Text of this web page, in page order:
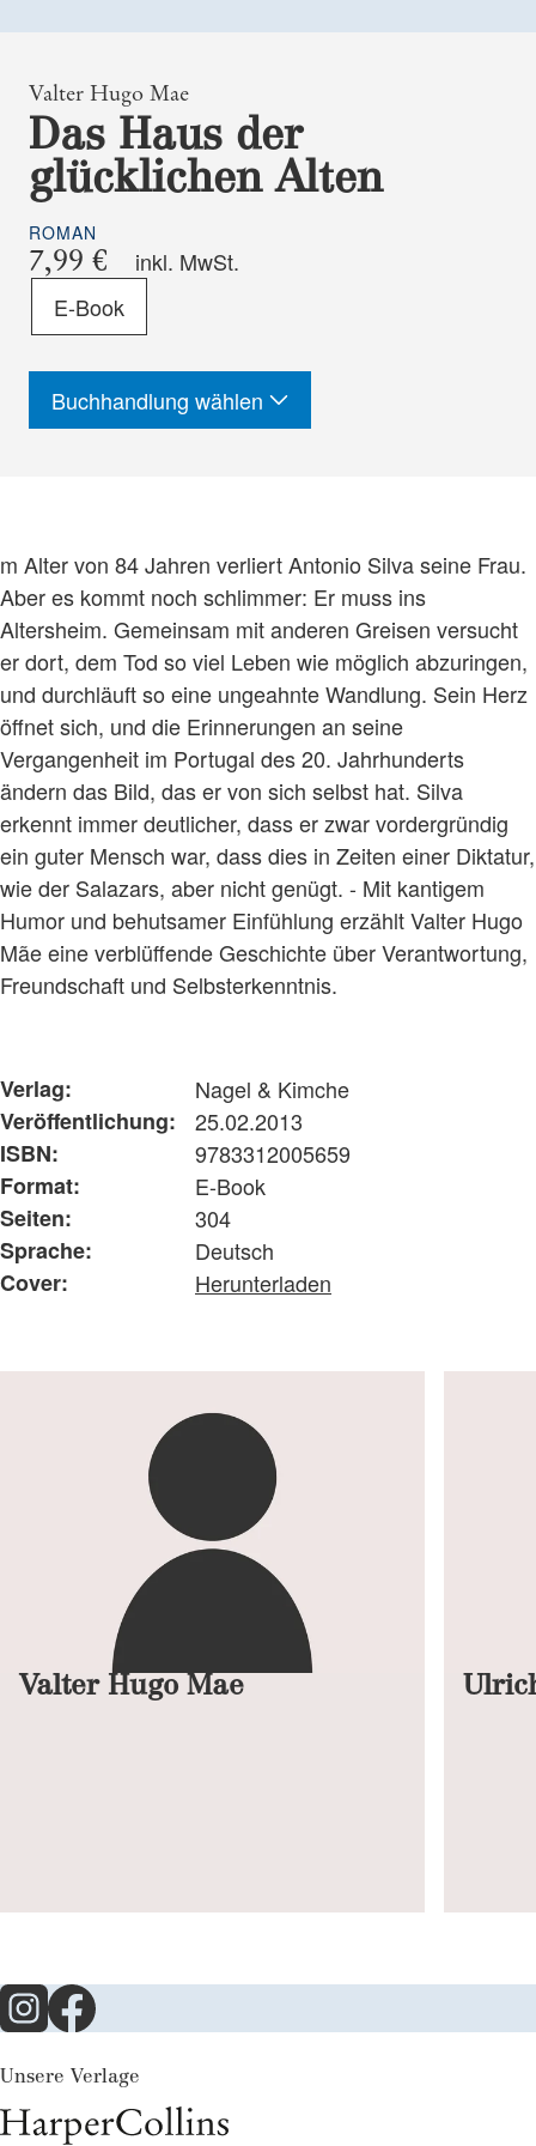
Valter Hugo Mae
Das Haus der
glücklichen Alten
ROMAN
7,99 €
inkl. MwSt.
E-Book
Buchhandlung wählen
m Alter von 84 Jahren verliert Antonio Silva seine Frau.
Aber es kommt noch schlimmer: Er muss ins
Altersheim. Gemeinsam mit anderen Greisen versucht
er dort, dem Tod so viel Leben wie möglich abzuringen,
und durchläuft so eine ungeahnte Wandlung. Sein Herz
öffnet sich, und die Erinnerungen an seine
Vergangenheit im Portugal des 20. Jahrhunderts
ändern das Bild, das er von sich selbst hat. Silva
erkennt immer deutlicher, dass er zwar vordergründig
ein guter Mensch war, dass dies in Zeiten einer Diktatur,
wie der Salazars, aber nicht genügt. - Mit kantigem
Humor und behutsamer Einfühlung erzählt Valter Hugo
Mãe eine verblüffende Geschichte über Verantwortung,
Freundschaft und Selbsterkenntnis.
Verlag:
Nagel & Kimche
Veröffentlichung:
25.02.2013
ISBN:
9783312005659
Format:
E-Book
Seiten:
304
Sprache:
Deutsch
Cover:
Herunterladen
Valter Hugo Mae
Unsere Verlage